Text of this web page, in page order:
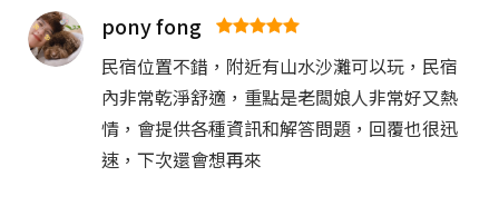
pony fong
民宿位置不錯，附近有山水沙灘可以玩，民宿
內非常乾淨舒適，重點是老闆娘人非常好又熱
情，會提供各種資訊和解答問題，回覆也很迅
速，下次還會想再來